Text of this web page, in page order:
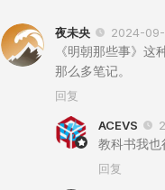
夜未央 2024-09-
《明朝那些事》
那么多笔记。
回复
ACEVS
教科书我也
回复